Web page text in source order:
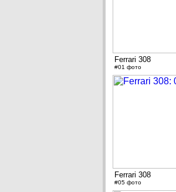
Ferrari 308
#01 фото
Ferrari 308
#05 фото